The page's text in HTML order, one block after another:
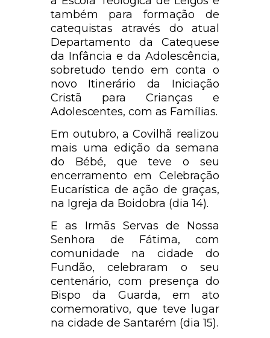
também para formação de
catequistas através do atual
Departamento da Catequese
da Infância e da Adolescência,
sobretudo tendo em conta o
novo Itinerário da Iniciação
Cristã para Crianças e
Adolescentes, com as Famílias.
Em outubro, a Covilhã realizou
mais uma edição da semana
do Bébé, que teve o seu
encerramento em Celebração
Eucarística de ação de graças,
na Igreja da Boidobra (dia 14).
E as Irmãs Servas de Nossa
Senhora de Fátima, com
comunidade na cidade do
Fundão, celebraram o seu
centenário, com presença do
Bispo da Guarda, em ato
comemorativo, que teve lugar
na cidade de Santarém (dia 15).